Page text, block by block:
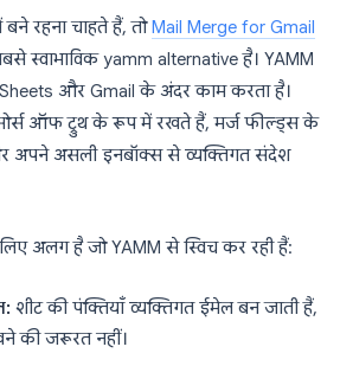
रहना चाहते हैं, तोMail Merge for Gmail
स्वाभाविक yamm alternative है। YAMM
और Gmail के अंदर काम करता है।
ऑफ ट्रुथ के रूप में रखते हैं, मर्ज फील्ड्स के
अपने असली इनबॉक्स से व्यक्तिगत संदेश
अलग है जो YAMM से स्विच कर रही हैं:
शीट की पंक्तियाँ व्यक्तिगत ईमेल बन जाती हैं,
की जरूरत नहीं।